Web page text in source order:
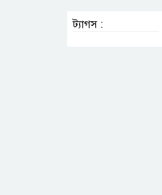
ট্যাগস :